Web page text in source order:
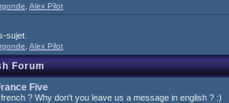
Alex Pilot
sujet.
Alex Pilot
Forum
Five
? Why don't you leave us a message in english ? :)